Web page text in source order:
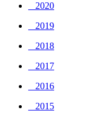
_ 2020
_ 2019
_ 2018
_ 2017
_ 2016
_ 2015